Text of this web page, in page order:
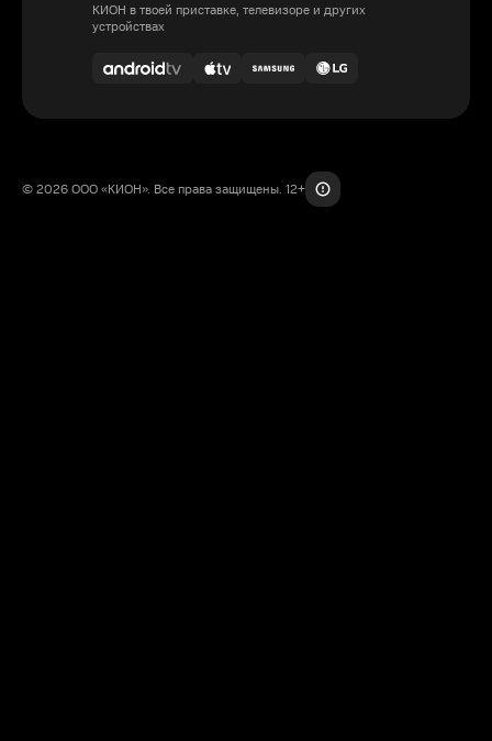
КИОН в твоей приставке, телевизоре и других
устройствах
© 2026 ООО «КИОН». Все права защищены. 12+